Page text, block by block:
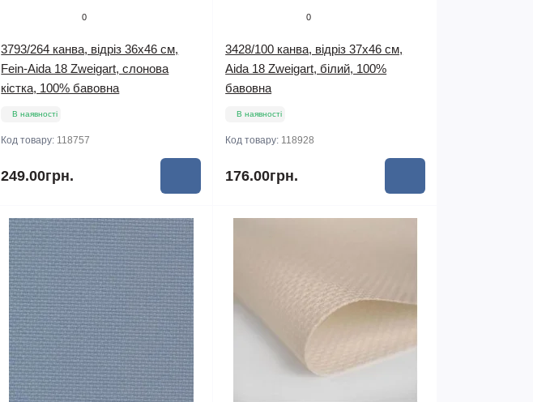
0
3793/264 канва, відріз 36x46 см,
Fein-Aida 18 Zweigart, слонова
кістка, 100% бавовна
В наявності
Код товару: 118757
249.00грн.
0
3428/100 канва, відріз 37х46 см,
Aida 18 Zweigart, білий, 100%
бавовна
В наявності
Код товару: 118928
176.00грн.